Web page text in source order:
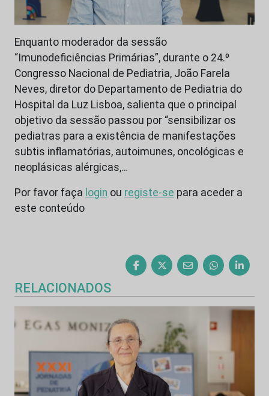
Enquanto moderador da sessão
“Imunodeficiências Primárias”, durante o 24.º
Congresso Nacional de Pediatria, João Farela
Neves, diretor do Departamento de Pediatria do
Hospital da Luz Lisboa, salienta que o principal
objetivo da sessão passou por “sensibilizar os
pediatras para a existência de manifestações
subtis inflamatórias, autoimunes, oncológicas e
neoplásicas alérgicas,…
Por favor faça login ou registe-se para aceder a
este conteúdo
RELACIONADOS